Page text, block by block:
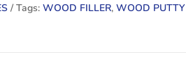
Tags:WOOD FILLER,WOOD PUTTY